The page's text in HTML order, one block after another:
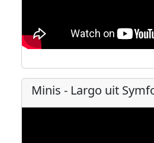
Minis - Largo uit